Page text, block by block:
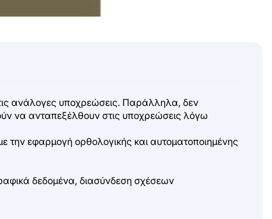
τις ανάλογες υποχρεώσεις. Παράλληλα, δεν
να ανταπεξέλθουν στις υποχρεώσεις λόγω
εφαρμογή ορθολογικής και αυτοματοποιημένης
δεδομένα, διασύνδεση σχέσεων